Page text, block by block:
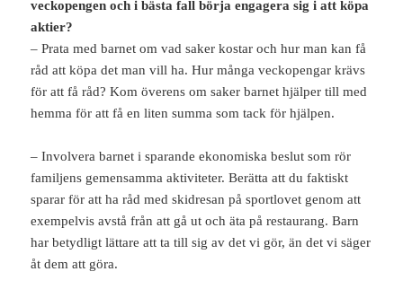
veckopengen och i bästa fall börja engagera sig i att köpa
aktier?
– Prata med barnet om vad saker kostar och hur man kan få
råd att köpa det man vill ha. Hur många veckopengar krävs
för att få råd? Kom överens om saker barnet hjälper till med
hemma för att få en liten summa som tack för hjälpen.
– Involvera barnet i sparande ekonomiska beslut som rör
familjens gemensamma aktiviteter. Berätta att du faktiskt
sparar för att ha råd med skidresan på sportlovet genom att
exempelvis avstå från att gå ut och äta på restaurang. Barn
har betydligt lättare att ta till sig av det vi gör, än det vi säger
åt dem att göra.